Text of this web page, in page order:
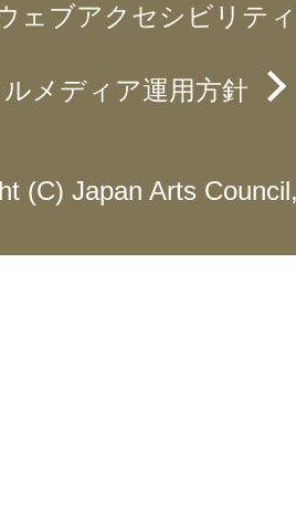
ェブアクセシビリテ
メディア運用方針
(C) Japan Arts